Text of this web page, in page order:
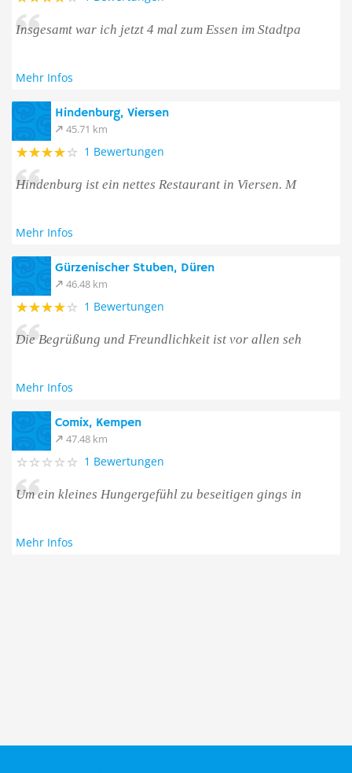
Insgesamt war ich jetzt 4 mal zum Essen im Stadtpa
Mehr Infos
Hindenburg, Viersen
45.71 km
1 Bewertungen
Hindenburg ist ein nettes Restaurant in Viersen. M
Mehr Infos
Gürzenischer Stuben, Düren
46.48 km
1 Bewertungen
Die Begrüßung und Freundlichkeit ist vor allen seh
Mehr Infos
Comix, Kempen
47.48 km
1 Bewertungen
Um ein kleines Hungergefühl zu beseitigen gings in
Mehr Infos